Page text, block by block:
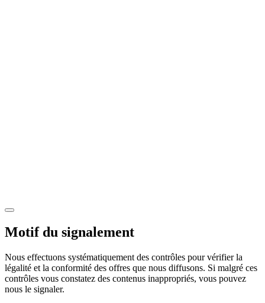
Motif du signalement
Nous effectuons systématiquement des contrôles pour vérifier la
légalité et la conformité des offres que nous diffusons. Si malgré ces
contrôles vous constatez des contenus inappropriés, vous pouvez
nous le signaler.